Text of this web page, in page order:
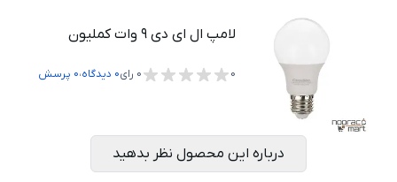
لامپ ال ای دی ۹ وات کملیون
0
0 رای0 دیدگاه،0 پرسش
درباره این محصول نظر بدهید